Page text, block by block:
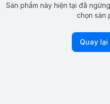
Sản phẩm này hiện tại đã
chọn sản
Quay